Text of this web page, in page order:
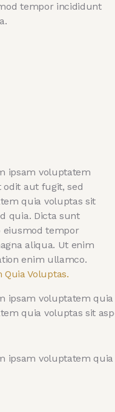
tempor incididunt
ipsam voluptatem
aut fugit, sed
quia voluptas sit
quia. Dicta sunt
eiusmod tempor
aliqua. Ut enim
enim ullamco.
Voluptas.
ipsam voluptatem
quia voluptas sit
ipsam voluptatem